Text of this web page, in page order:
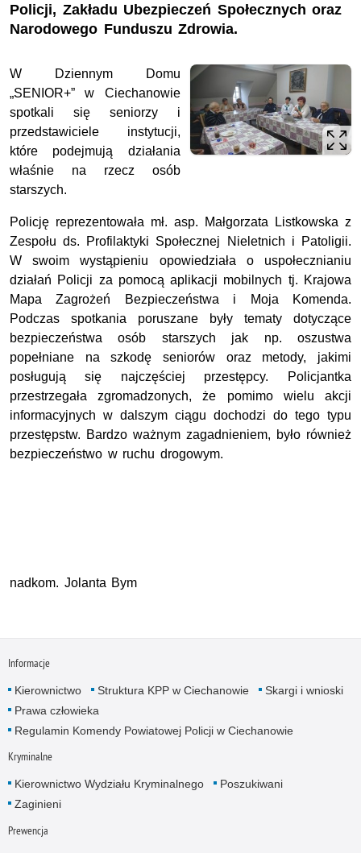
Policji, Zakładu Ubezpieczeń Społecznych oraz
Narodowego Funduszu Zdrowia.
W Dziennym Domu
„SENIOR+” w Ciechanowie
spotkali się seniorzy i
przedstawiciele instytucji,
które podejmują działania
właśnie na rzecz osób
starszych.
Policję reprezentowała mł. asp. Małgorzata Listkowska z
Zespołu ds. Profilaktyki Społecznej Nieletnich i Patoligii.
W swoim wystąpieniu opowiedziała o uspołecznianiu
działań Policji za pomocą aplikacji mobilnych tj. Krajowa
Mapa Zagrożeń Bezpieczeństwa i Moja Komenda.
Podczas spotkania poruszane były tematy dotyczące
bezpieczeństwa osób starszych jak np. oszustwa
popełniane na szkodę seniorów oraz metody, jakimi
posługują się najczęściej przestępcy. Policjantka
przestrzegała zgromadzonych, że pomimo wielu akcji
informacyjnych w dalszym ciągu dochodzi do tego typu
przestępstw. Bardzo ważnym zagadnieniem, było również
bezpieczeństwo w ruchu drogowym.
nadkom. Jolanta Bym
Informacje
Kierownictwo Struktura KPP w Ciechanowie
Skargi i wnioski
Prawa człowieka
Regulamin Komendy Powiatowej Policji w Ciechanowie
Kryminalne
Kierownictwo Wydziału Kryminalnego
Poszukiwani
Zaginieni
Prewencja